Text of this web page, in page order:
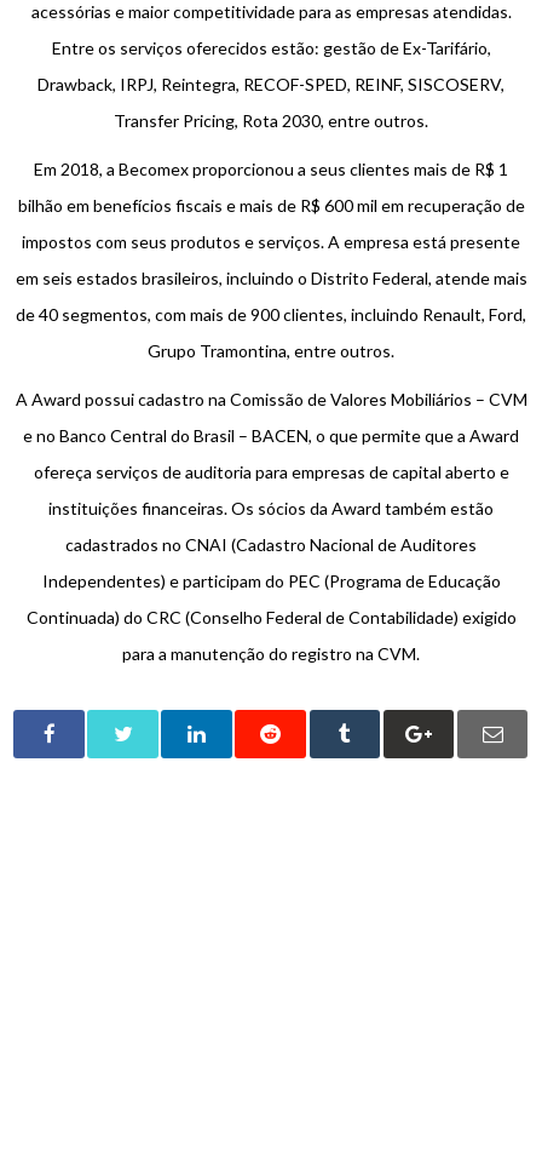
acessórias e maior competitividade para as empresas atendidas.
Entre os serviços oferecidos estão: gestão de Ex-Tarifário,
Drawback, IRPJ, Reintegra, RECOF-SPED, REINF, SISCOSERV,
Transfer Pricing, Rota 2030, entre outros.
Em 2018, a Becomex proporcionou a seus clientes mais de R$ 1
bilhão em benefícios fiscais e mais de R$ 600 mil em recuperação de
impostos com seus produtos e serviços. A empresa está presente
em seis estados brasileiros, incluindo o Distrito Federal, atende mais
de 40 segmentos, com mais de 900 clientes, incluindo Renault, Ford,
Grupo Tramontina, entre outros.
A Award possui cadastro na Comissão de Valores Mobiliários – CVM
e no Banco Central do Brasil – BACEN, o que permite que a Award
ofereça serviços de auditoria para empresas de capital aberto e
instituições financeiras. Os sócios da Award também estão
cadastrados no CNAI (Cadastro Nacional de Auditores
Independentes) e participam do PEC (Programa de Educação
Continuada) do CRC (Conselho Federal de Contabilidade) exigido
para a manutenção do registro na CVM.